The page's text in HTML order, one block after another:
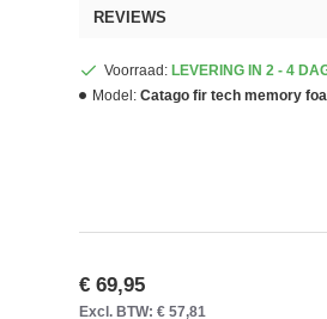
REVIEWS
Voorraad: LEVERING IN 2 - 4
Model: Catago fir tech memory
€ 69,95
Excl. BTW: € 57,81